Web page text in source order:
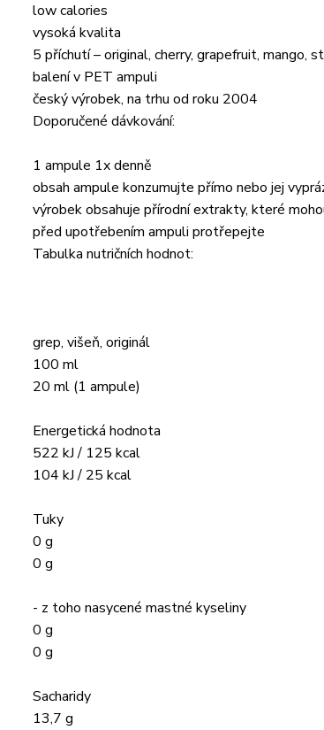
low calories
vysoká kvalita
5 příchutí – original, cherry, grapefruit, mango,
balení v PET ampuli
český výrobek, na trhu od roku 2004
Doporučené dávkování:
1 ampule 1x denně
obsah ampule konzumujte přímo nebo jej
výrobek obsahuje přírodní extrakty, které
před upotřebením ampuli protřepejte
Tabulka nutričních hodnot:
grep, višeň, originál
100 ml
20 ml (1 ampule)
Energetická hodnota
522 kJ / 125 kcal
104 kJ / 25 kcal
Tuky
0 g
0 g
- z toho nasycené mastné kyseliny
0 g
0 g
Sacharidy
13,7 g